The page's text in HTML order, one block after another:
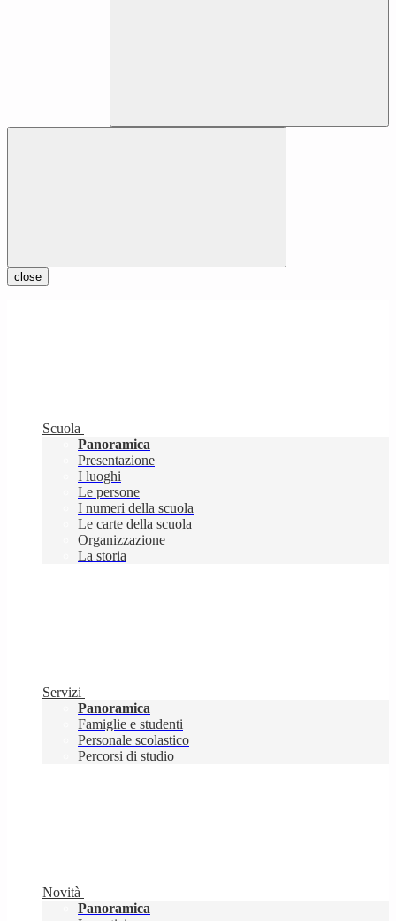
close
Scuola
Panoramica
Presentazione
I luoghi
Le persone
I numeri della scuola
Le carte della scuola
Organizzazione
La storia
Servizi
Panoramica
Famiglie e studenti
Personale scolastico
Percorsi di studio
Novità
Panoramica